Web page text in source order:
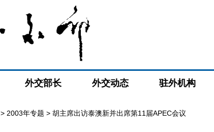
外交部长 外交动态 驻外机构
> 2003年专题 > 胡主席出访泰澳新并出席第11届APEC会议